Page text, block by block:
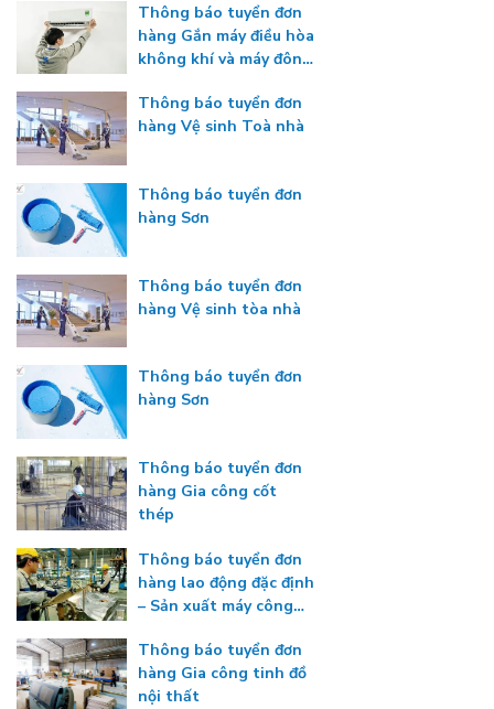
Thông báo tuyển đơn
hàng Gắn máy điều hòa
không khí và máy đông
Thông báo tuyển đơn
hàng Vệ sinh Toà nhà
Thông báo tuyển đơn
hàng Sơn
Thông báo tuyển đơn
hàng Vệ sinh tòa nhà
Thông báo tuyển đơn
hàng Sơn
Thông báo tuyển đơn
hàng Gia công cốt
thép
Thông báo tuyển đơn
hàng lao động đặc định
– Sản xuất máy công
Thông báo tuyển đơn
hàng Gia công tinh đồ
nội thất